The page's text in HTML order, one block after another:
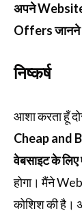
अपने
Offers जानने
निष्कर्ष
आशा करता हूँ
Cheap and
वेबसाइट के
होगा। मैंने
कोशिश की है।